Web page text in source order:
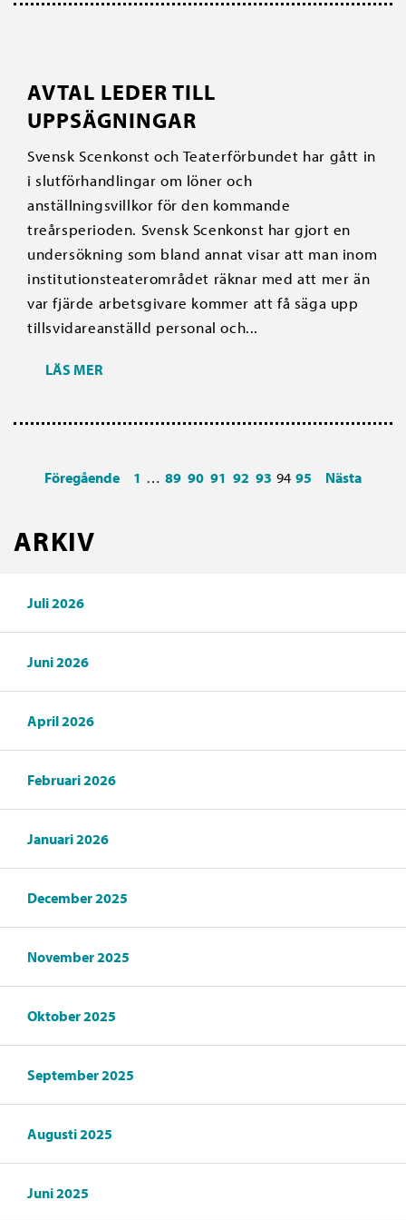
AVTAL LEDER TILL
UPPSÄGNINGAR
Svensk Scenkonst och Teaterförbundet har gått in
i slutförhandlingar om löner och
anställningsvillkor för den kommande
treårsperioden. Svensk Scenkonst har gjort en
undersökning som bland annat visar att man inom
institutionsteaterområdet räknar med att mer än
var fjärde arbetsgivare kommer att få säga upp
tillsvidareanställd personal och...
LÄS MER
Föregående 1 … 89 90 91 92 93 94 95 Nästa
ARKIV
Juli 2026
Juni 2026
April 2026
Februari 2026
Januari 2026
December 2025
November 2025
Oktober 2025
September 2025
Augusti 2025
Juni 2025